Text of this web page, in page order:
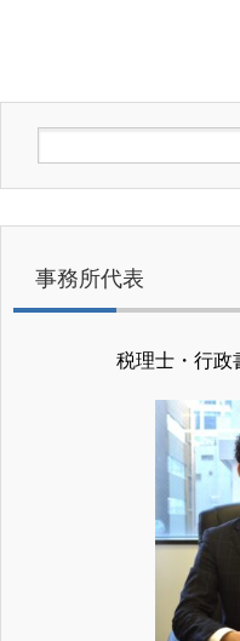
事務所代表
税理士・行政